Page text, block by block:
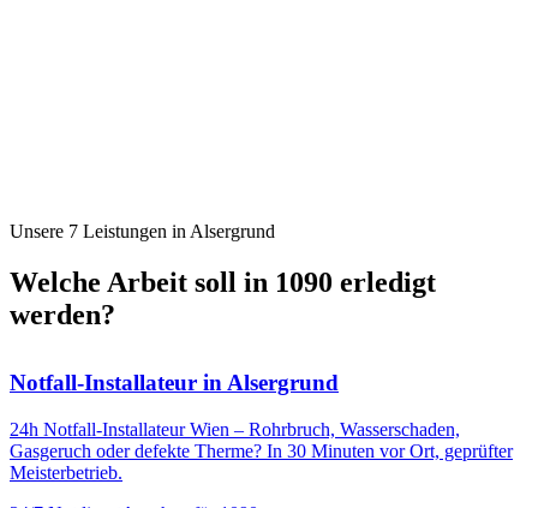
Unsere 7 Leistungen in Alsergrund
Welche Arbeit soll in 1090 erledigt
werden?
Notfall-Installateur inAlsergrund
24h Notfall-Installateur Wien – Rohrbruch, Wasserschaden,
Gasgeruch oder defekte Therme? In 30 Minuten vor Ort, geprüfter
Meisterbetrieb.